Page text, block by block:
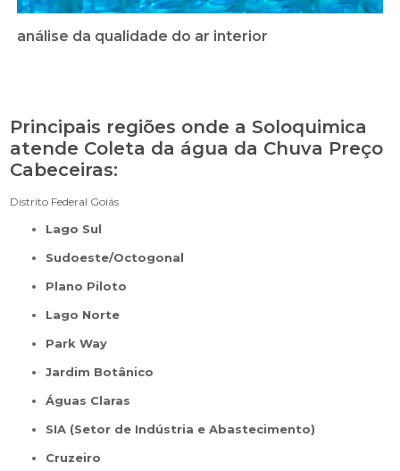
análise da qualidade do ar interior
Principais regiões onde a Soloquimica
atende Coleta da água da Chuva Preço
Cabeceiras:
Distrito Federal Goiás
Lago Sul
Sudoeste/Octogonal
Plano Piloto
Lago Norte
Park Way
Jardim Botânico
Águas Claras
SIA (Setor de Indústria e Abastecimento)
Cruzeiro